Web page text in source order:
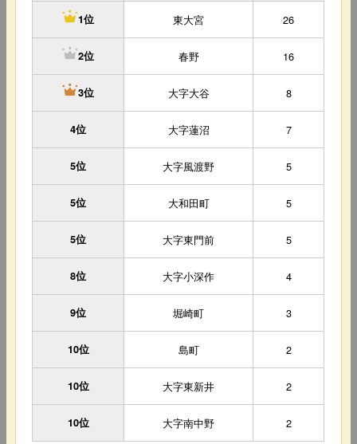
1位 東大宮 26
2位 春野 16
3位 大字大谷 8
4位 大字蓮沼 7
5位 大字風渡野 5
5位 大和田町 5
5位 大字東門前 5
8位 大字小深作 4
9位 堀崎町 3
10位 島町 2
10位 大字東新井 2
10位 大字南中野 2